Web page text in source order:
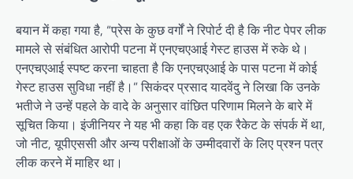
बयान में कहा गया है, “प्रेस के कुछ वर्गों ने रिपोर्ट दी है कि नीट पेपर लीक
मामले से संबंधित आरोपी पटना में एनएचएआई गेस्ट हाउस में रुके थे।
एनएचएआई स्पष्ट करना चाहता है कि एनएचएआई के पास पटना में कोई
गेस्ट हाउस सुविधा नहीं है।” सिकंदर प्रसाद यादवेंदु ने लिखा कि उनके
भतीजे ने उन्हें पहले के वादे के अनुसार वांछित परिणाम मिलने के बारे में
सूचित किया। इंजीनियर ने यह भी कहा कि वह एक रैकेट के संपर्क में था,
जो नीट, यूपीएससी और अन्य परीक्षाओं के उम्मीदवारों के लिए प्रश्न पत्र
लीक करने में माहिर था।